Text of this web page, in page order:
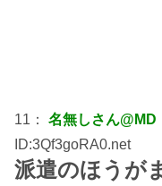
11： 名無しさん@MD
ID:3Qf3goRA0.net
派遣のほうが